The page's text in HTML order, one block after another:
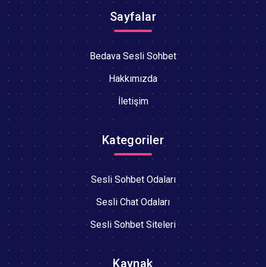
Sayfalar
Bedava Sesli Sohbet
Hakkımızda
İletişim
Kategoriler
Sesli Sohbet Odaları
Sesli Chat Odaları
Sesli Sohbet Siteleri
Kaynak